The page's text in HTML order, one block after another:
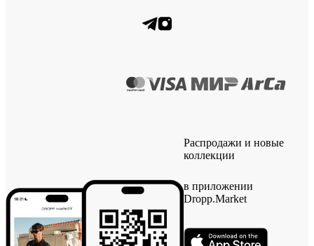
Распродажи и новые
коллекции
в приложении
Dropp.Market